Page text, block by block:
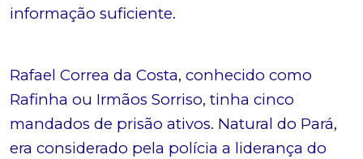
informação suficiente.
Rafael Correa da Costa, conhecido como
Rafinha ou Irmãos Sorriso, tinha cinco
mandados de prisão ativos. Natural do Pará,
era considerado pela polícia a liderança do